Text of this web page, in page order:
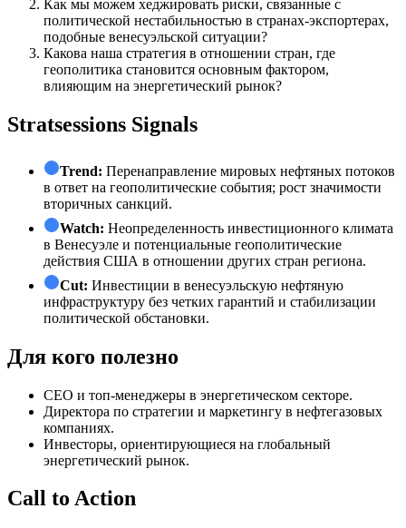
Как мы можем хеджировать риски, связанные с
политической нестабильностью в странах-экспортерах,
подобные венесуэльской ситуации?
Какова наша стратегия в отношении стран, где
геополитика становится основным фактором,
влияющим на энергетический рынок?
Stratsessions Signals
Trend: Перенаправление мировых нефтяных потоков
в ответ на геополитические события; рост значимости
вторичных санкций.
Watch: Неопределенность инвестиционного климата
в Венесуэле и потенциальные геополитические
действия США в отношении других стран региона.
Cut: Инвестиции в венесуэльскую нефтяную
инфраструктуру без четких гарантий и стабилизации
политической обстановки.
Для кого полезно
СЕО и топ-менеджеры в энергетическом секторе.
Директора по стратегии и маркетингу в нефтегазовых
компаниях.
Инвесторы, ориентирующиеся на глобальный
энергетический рынок.
Call to Action